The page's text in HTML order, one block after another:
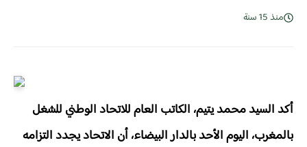
منذ 15 سنة
أكد السيد محمد يتيم، الكاتب العام للاتحاد الوطني للشغل
بالمغرب، اليوم الأحد بالدار البيضاء، أن الاتحاد يجدد التزامه